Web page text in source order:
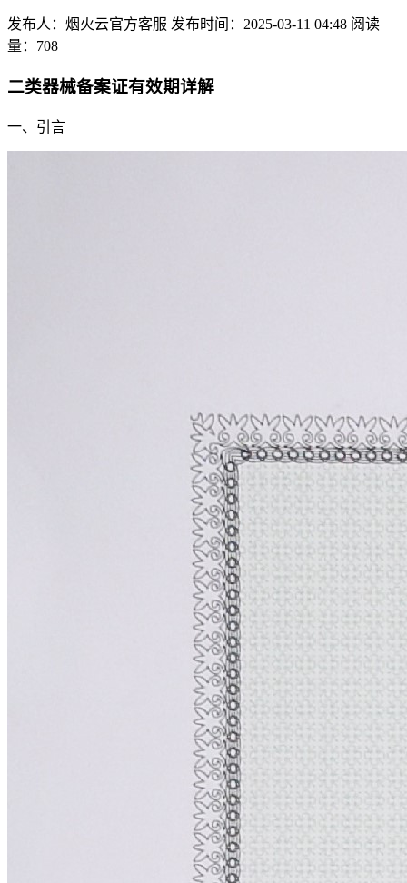
发布人：烟火云官方客服 发布时间：2025-03-11 04:48 阅读
量：708
二类器械备案证有效期详解
一、引言